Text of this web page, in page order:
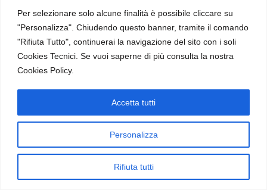
Per selezionare solo alcune finalità è possibile cliccare su
"Personalizza". Chiudendo questo banner, tramite il comando
"Rifiuta Tutto", continuerai la navigazione del sito con i soli
Cookies Tecnici. Se vuoi saperne di più consulta la nostra
Cookies Policy.
Personalizza
Rifiuta tutti
Accetta tutti